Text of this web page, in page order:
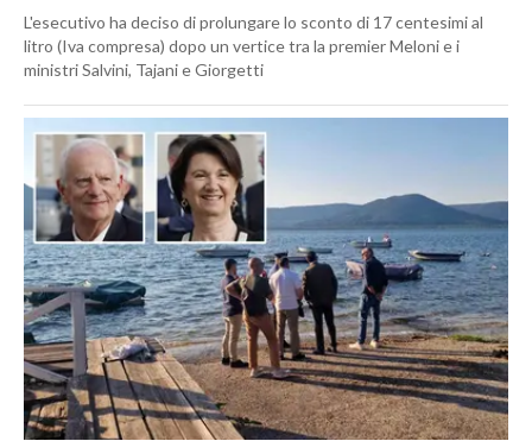
L'esecutivo ha deciso di prolungare lo sconto di 17 centesimi al
litro (Iva compresa) dopo un vertice tra la premier Meloni e i
ministri Salvini, Tajani e Giorgetti